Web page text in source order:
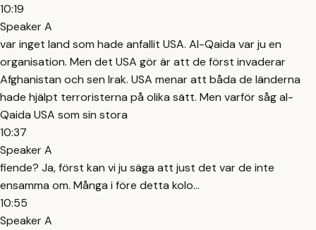
10:19
Speaker A
var inget land som hade anfallit USA. Al-Qaida var ju en
organisation. Men det USA gör är att de först invaderar
Afghanistan och sen Irak. USA menar att båda de länderna
hade hjälpt terroristerna på olika sätt. Men varför såg al-
Qaida USA som sin stora
10:37
Speaker A
fiende? Ja, först kan vi ju säga att just det var de inte
ensamma om. Många i före detta kolo...
10:55
Speaker A